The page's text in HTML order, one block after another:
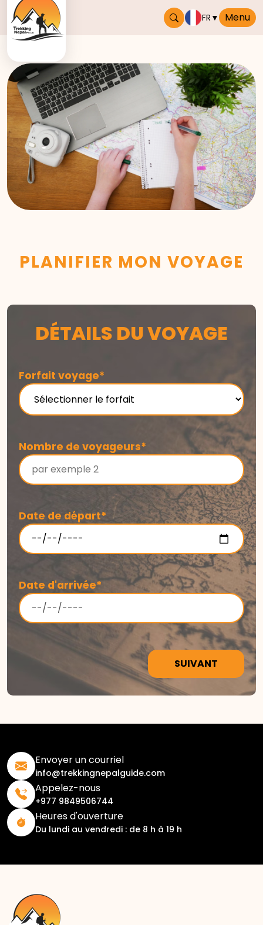
FR ▼ Menu
PLANIFIER MON VOYAGE
DÉTAILS DU VOYAGE
Forfait voyage*
Nombre de voyageurs*
Date de départ*
Date d'arrivée*
SUIVANT
Envoyer un courriel
info@trekkingnepalguide.com
Appelez-nous
+977 9849506744
Heures d'ouverture
Du lundi au vendredi : de 8 h à 19 h